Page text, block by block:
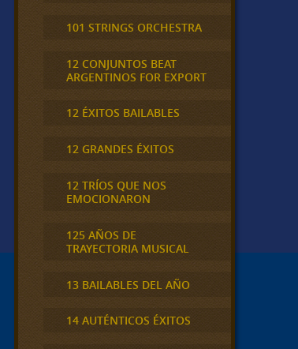
101 STRINGS ORCHESTRA
12 CONJUNTOS BEAT
ARGENTINOS FOR EXPORT
12 ÉXITOS BAILABLES
12 GRANDES ÉXITOS
12 TRÍOS QUE NOS
EMOCIONARON
125 AÑOS DE
TRAYECTORIA MUSICAL
13 BAILABLES DEL AÑO
14 AUTÉNTICOS ÉXITOS